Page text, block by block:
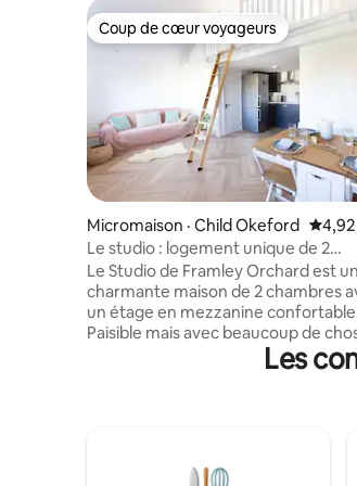
Coup de cœur voyageurs
Coup de cœur voyageurs
Micromaison · Child Okeford Note
Le studio : logement unique de 2
chambres
Le Studio de Framley Orchard est
charmante maison de 2 chambres
un étage en mezzanine
Paisible mais avec beaucoup de
faire, c'est parfait pour les couples
familles de tous âges, avec un
magasin de ferme biologique et d'un
Les